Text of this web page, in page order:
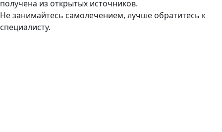
получена из открытых источников.
Не занимайтесь самолечением, лучше обратитесь к
специалисту.